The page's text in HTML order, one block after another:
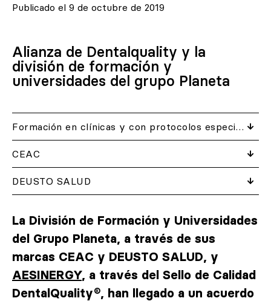
Publicado el 9 de octubre de 2019
Alianza de Dentalquality y la
división de formación y
universidades del grupo Planeta
Formación en clínicas y con protocolos especiales
CEAC
DEUSTO SALUD
La División de Formación y Universidades
del Grupo Planeta, a través de sus
marcas CEAC y DEUSTO SALUD, y
AESINERGY, a través del Sello de Calidad
DentalQuality®, han llegado a un acuerdo